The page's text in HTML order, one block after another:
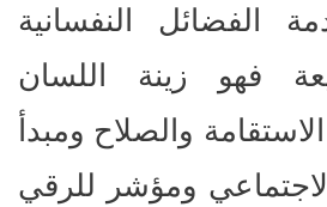
الفضائل النفسانية
فهو زينة اللسان
والصلاح ومبدأ
ومؤشر للرقي